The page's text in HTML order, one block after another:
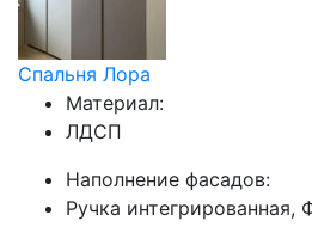
Спальня Лора
Материал:
ЛДСП
Наполнение фасадов:
Ручка интегрированная,